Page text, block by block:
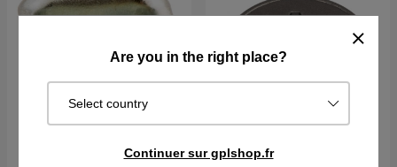
Are you in the right place?
Select country
Continuer sur gplshop.fr